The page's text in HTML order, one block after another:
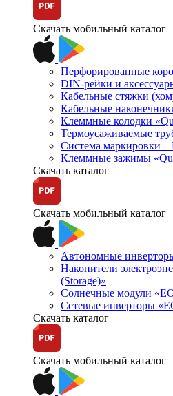
Скачать мобильный каталог
Перфорированные
DIN-рейки и
Кабельные стяжки
Кабельные
Клеммные колодки
Термоусаживаемые
Система маркировки
Клеммные зажимы
Скачать каталог
Скачать мобильный каталог
Автономные
Накопители
(Storage)»
Солнечные модули
Сетевые инверторы
Скачать каталог
Скачать мобильный каталог